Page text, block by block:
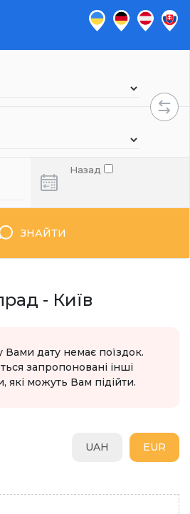
Назад
ЗНАЙТИ
- Київ
дату немає поїздок.
запропоновані інші
які можуть Вам підійти.
EUR
UAH